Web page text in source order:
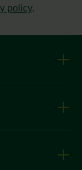
policy.